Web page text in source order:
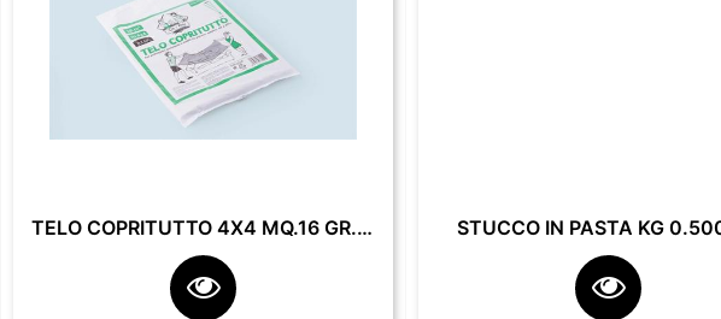
TELO COPRITUTTO 4X4 MQ.16 GR. 200** STUCCO IN PASTA KG